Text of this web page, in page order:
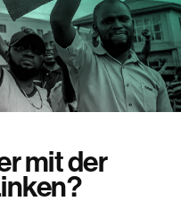
mit der